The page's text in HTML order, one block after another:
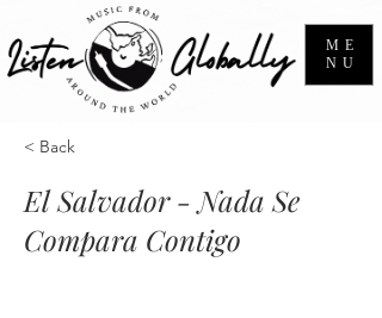
ME
NU
< Back
El Salvador - Nada Se
Compara Contigo